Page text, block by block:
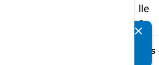
lle
3
Details
clear